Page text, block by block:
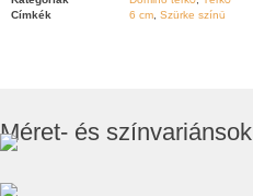
Címkék
6 cm, Szürke színű
Méret- és színvariánsok